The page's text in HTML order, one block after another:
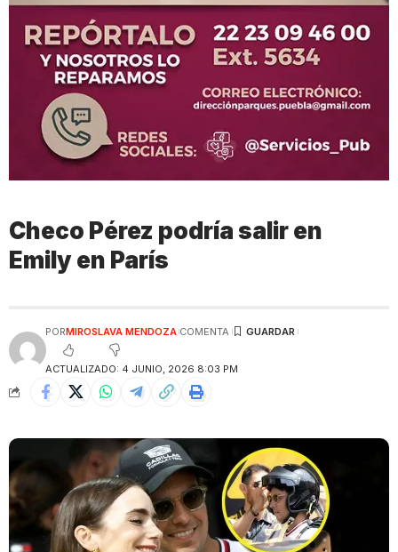
Checo Pérez podría salir en
Emily en París
ACTUALIZADO: 4 JUNIO, 2026 8:03 PM
PORMIROSLAVA MENDOZA COMENTA